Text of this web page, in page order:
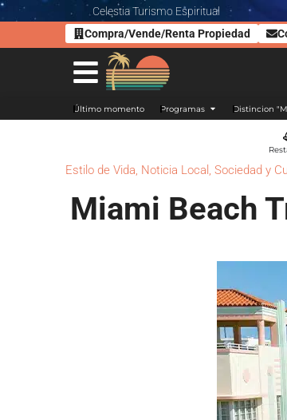
Celestia Turismo Espiritual
Compra/Vende/Renta Propiedad
Último momento Programas Distincion
Estilo de Vida, Noticia Local , Sociedad y
Miami Beach